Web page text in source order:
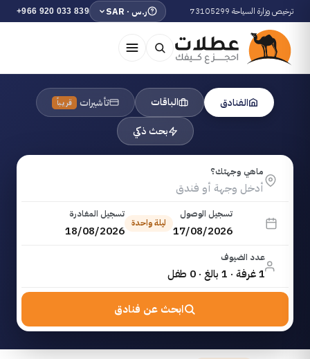
ترخيص وزارة السياحة 73105299 ر.س · SAR +966 920 033 839
الفنادق الباقات تأشيرات قريباً
بحث ذكي
ماهي وجهتك؟
تسجيل الوصول
17/08/2026
ليلة واحدة
تسجيل المغادرة
18/08/2026
عدد الضيوف
1 غرفة · 1 بالغ · 0 طفل
ابحث عن فنادق